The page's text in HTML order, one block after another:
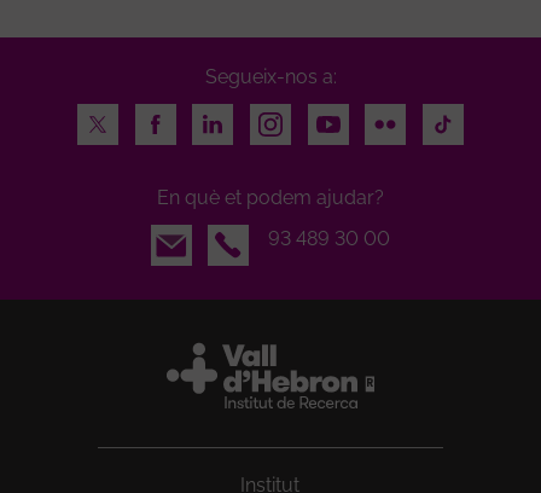
Segueix-nos a:
Twitter
FacebookLinkedInInstagramYoutubeFlickr TikTok
En què et podem ajudar?
Email
93 489 30 00
Institut